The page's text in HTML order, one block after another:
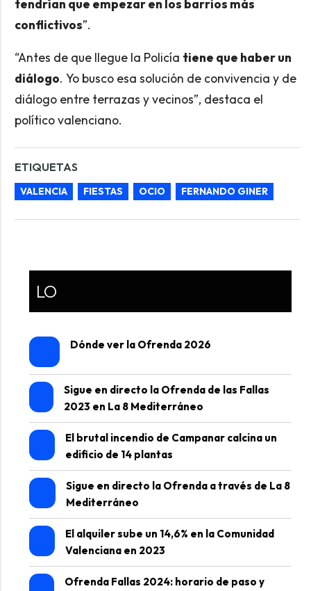
tendrían que empezar en los barrios más
conflictivos”.
“Antes de que llegue la Policía tiene que haber un
diálogo. Yo busco esa solución de convivencia y de
diálogo entre terrazas y vecinos”, destaca el
político valenciano.
ETIQUETAS
VALENCIA FIESTAS OCIO FERNANDO GINER
LO
Dónde ver la Ofrenda 2026
Sigue en directo la Ofrenda de las Fallas
2023 en La 8 Mediterráneo
El brutal incendio de Campanar calcina un
edificio de 14 plantas
Sigue en directo la Ofrenda a través de La 8
Mediterráneo
El alquiler sube un 14,6% en la Comunidad
Valenciana en 2023
Ofrenda Fallas 2024: horario de paso y